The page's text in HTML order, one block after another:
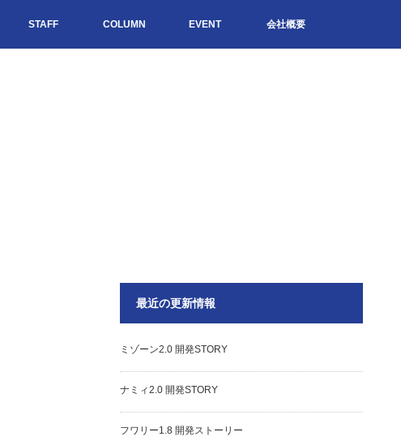
STAFF COLUMN EVENT 会社概要
最近の更新情報
ミゾーン2.0 開発STORY
ナミィ2.0 開発STORY
フワリー1.8 開発ストーリー